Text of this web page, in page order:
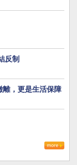
反制
離，更是生活保障